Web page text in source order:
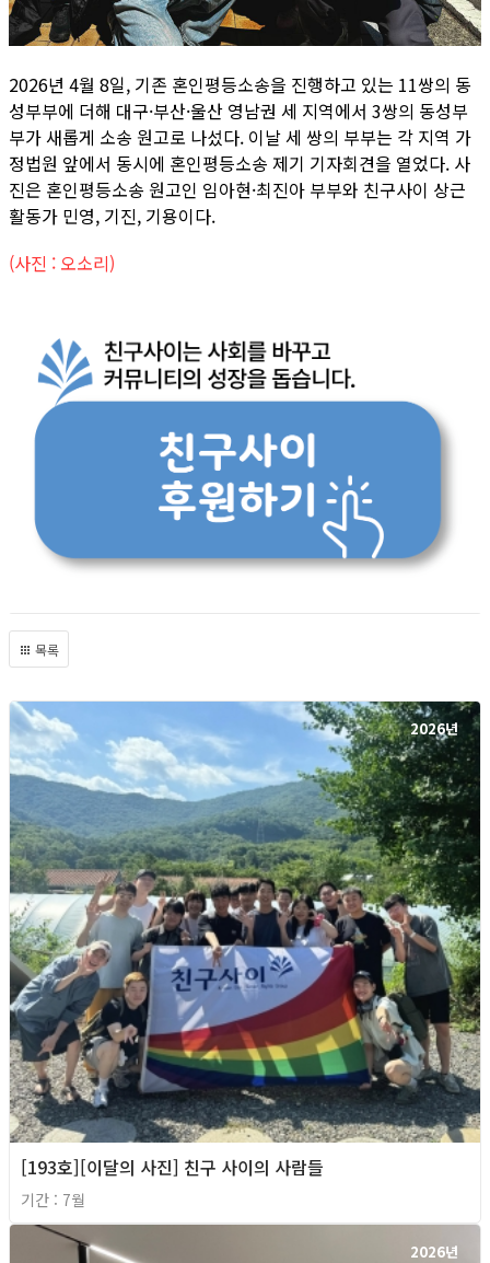
2026년 4월 8일, 기존 혼인평등소송을 진행하고 있는 11쌍의 동
성부부에 더해 대구·부산·울산 영남권 세 지역에서 3쌍의 동성부
부가 새롭게 소송 원고로 나섰다. 이날 세 쌍의 부부는 각 지역 가
정법원 앞에서 동시에 혼인평등소송 제기 기자회견을 열었다. 사
진은 혼인평등소송 원고인 임아현·최진아 부부와 친구사이 상근
활동가 민영, 기진, 기용이다.
(사진 : 오소리)
목록
2026년
[193호][이달의 사진] 친구 사이의 사람들
기간 : 7월
2026년